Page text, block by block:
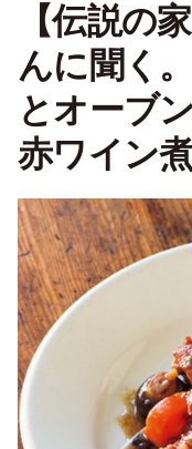
【伝説の
んに聞く
とオーブ
赤ワイン